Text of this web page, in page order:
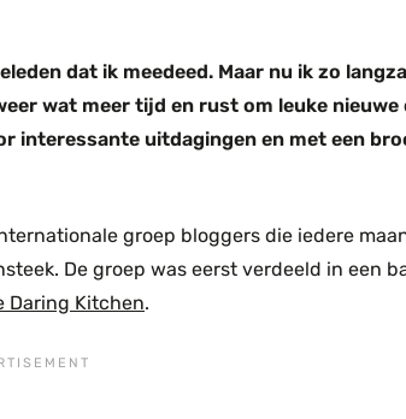
dat ik meedeed. Maar nu ik zo
wat meer tijd en rust om leuke nieuwe
interessante uitdagingen en met een
groep bloggers die iedere
De groep was eerst verdeeld in een
Daring Kitchen.